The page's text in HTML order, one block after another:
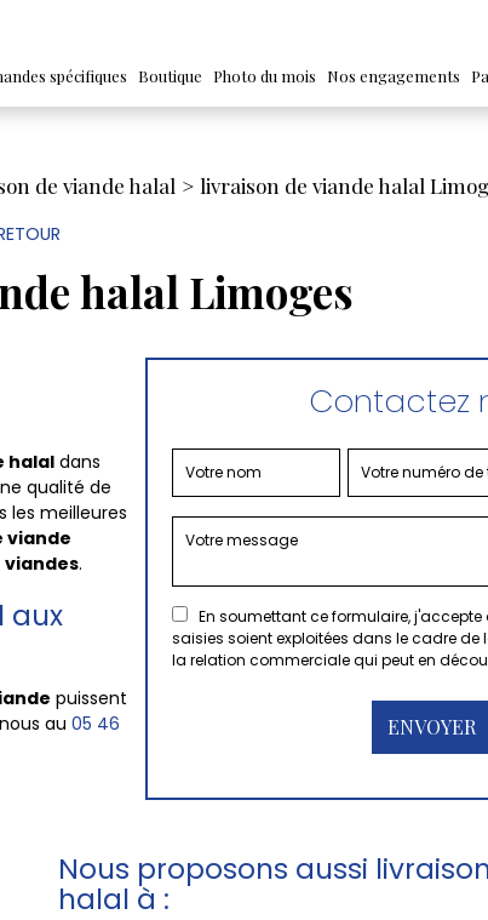
spécifiques Boutique Photo du mois Nos engagements
de viande halal livraison de viande halal
halal Limoges
halal dans
qualité de
les meilleures
viande
viandes.
aux
puissent
au 05 46
Contactez
En soumettant ce formulaire,
saisies soient exploitées dans le cadre
la relation commerciale qui peut en
Nous proposons aussi
halal à :